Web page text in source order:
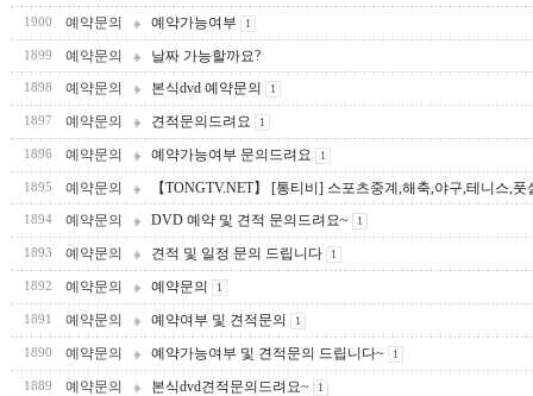
1900 예약문의 예약가능여부 1
1899 예약문의 날짜 가능할까요?
1898 예약문의 본식dvd 예약문의 1
1897 예약문의 견적문의드려요 1
1896 예약문의 예약가능여부 문의드려요 1
1895 예약문의 【TONGTV.NET】 [통티비] 스포츠중계,해축,야구,테니스,
1894 예약문의 DVD 예약 및 견적 문의드려요~ 1
1893 예약문의 견적 및 일정 문의 드립니다 1
1892 예약문의 예약문의 1
1891 예약문의 예약여부 및 견적문의 1
1890 예약문의 예약가능여부 및 견적문의 드립니다~ 1
1889 예약문의 본식dvd견적문의드려요~ 1